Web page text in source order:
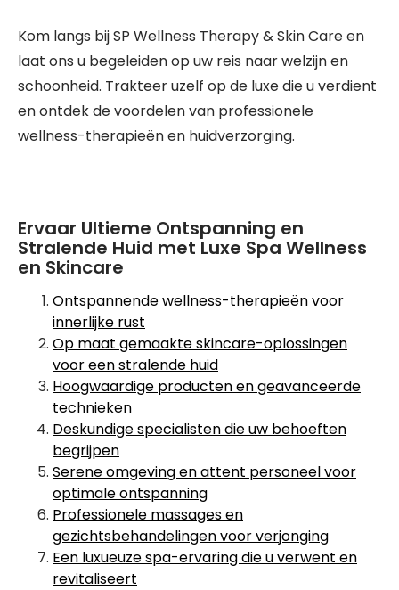
Kom langs bij SP Wellness Therapy & Skin Care en
laat ons u begeleiden op uw reis naar welzijn en
schoonheid. Trakteer uzelf op de luxe die u verdient
en ontdek de voordelen van professionele
wellness-therapieën en huidverzorging.
Ervaar Ultieme Ontspanning en
Stralende Huid met Luxe Spa Wellness
en Skincare
Ontspannende wellness-therapieën voor
innerlijke rust
Op maat gemaakte skincare-oplossingen
voor een stralende huid
Hoogwaardige producten en geavanceerde
technieken
Deskundige specialisten die uw behoeften
begrijpen
Serene omgeving en attent personeel voor
optimale ontspanning
Professionele massages en
gezichtsbehandelingen voor verjonging
Een luxueuze spa-ervaring die u verwent en
revitaliseert